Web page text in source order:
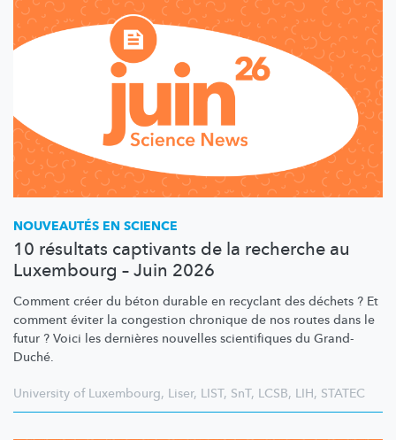
NOUVEAUTÉS EN SCIENCE
10 résultats captivants de la recherche au
Luxembourg – Juin 2026
Comment créer du béton durable en recyclant des déchets ? Et
comment éviter la congestion chronique de nos routes dans le
futur ? Voici les dernières nouvelles scientifiques du Grand-
Duché.
University of Luxembourg, Liser, LIST, SnT, LCSB, LIH, STATEC